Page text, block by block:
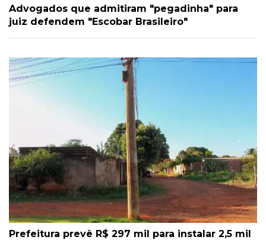
Advogados que admitiram "pegadinha" para
juiz defendem "Escobar Brasileiro"
Prefeitura prevê R$ 297 mil para instalar 2,5 mil